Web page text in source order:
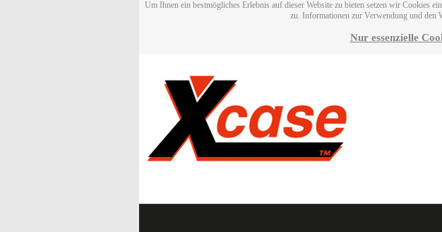
Um Ihnen ein bestmögliches Erlebnis auf dieser Website zu bieten setzen wir Cookies
zu. Informationen zur Verwendung und den
Nur essenzielle